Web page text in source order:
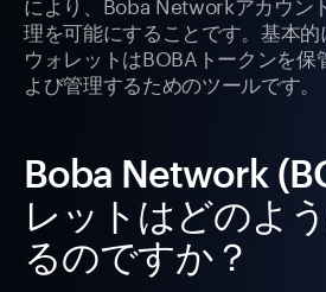
理を可能にすることです。基本
ウォレットはBOBAトークンを保
よび管理するためのツールです。
Boba Network
レットはどのよ
るのですか？